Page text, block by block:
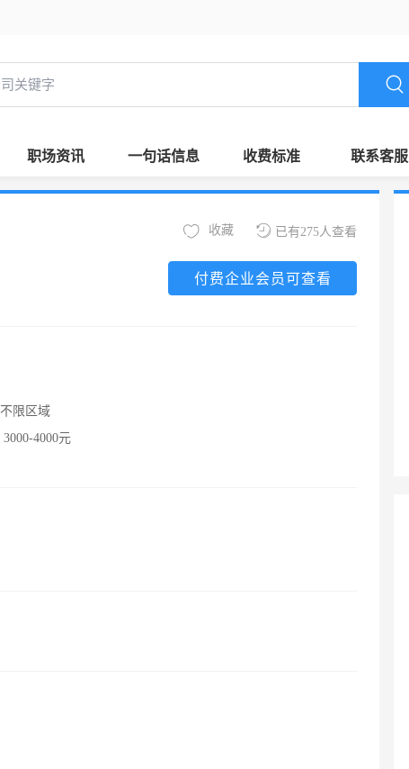
职场资讯 一句话信息 收费标准 联系客服
已有275人查看
收藏
付费企业会员可查看
不限区域
3000-4000元